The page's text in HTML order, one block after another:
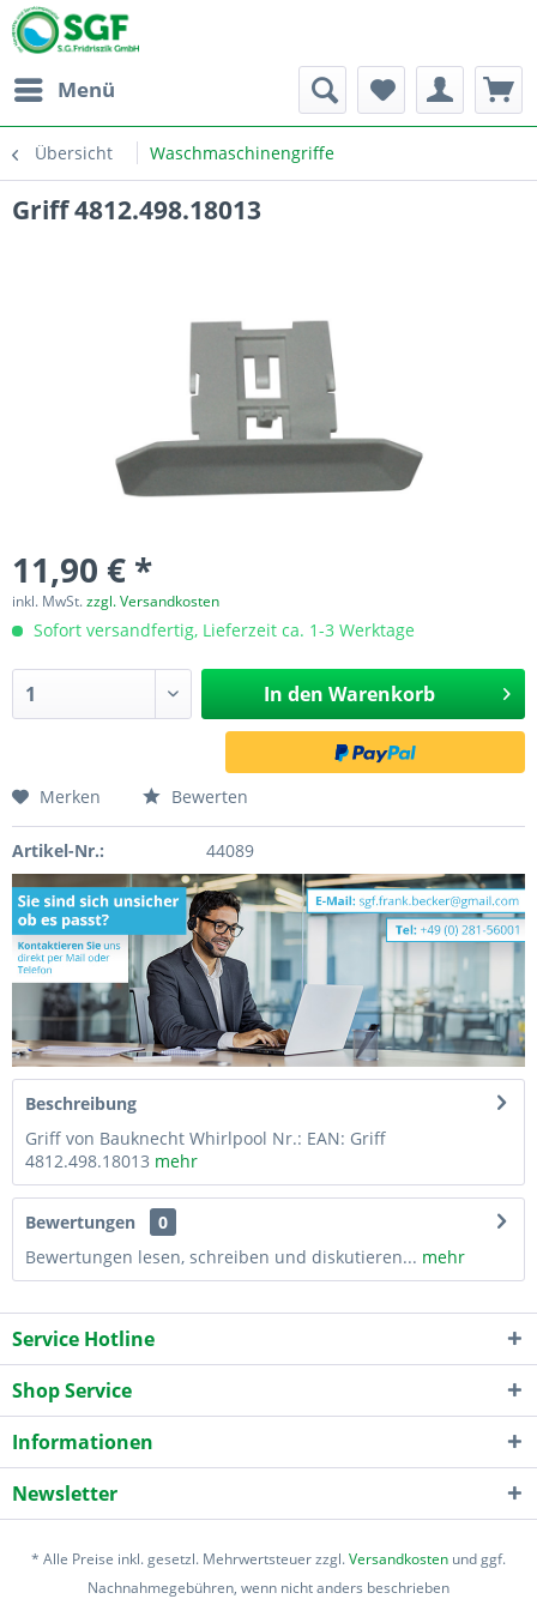
Menü
Übersicht Waschmaschinengriffe
Griff 4812.498.18013
11,90 € *
inkl. MwSt.zzgl. Versandkosten
Sofort versandfertig, Lieferzeit ca. 1-3 Werktage
In den Warenkorb
Merken Bewerten
Artikel-Nr.: 44089
Beschreibung
Griff von Bauknecht Whirlpool Nr.: EAN: Griff
4812.498.18013 mehr
Bewertungen
0
Bewertungen lesen, schreiben und diskutieren... mehr
Service Hotline
Shop Service
Informationen
Newsletter
* Alle Preise inkl. gesetzl. Mehrwertsteuer zzgl.Versandkosten und ggf.
Nachnahmegebühren, wenn nicht anders beschrieben